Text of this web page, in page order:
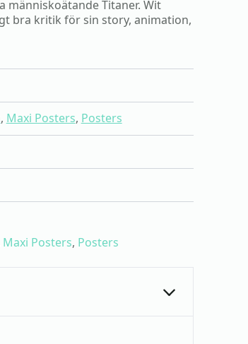
Titaner. Wit
bra kritik för sin story, animation,
, Maxi Posters, Posters
Maxi Posters, Posters